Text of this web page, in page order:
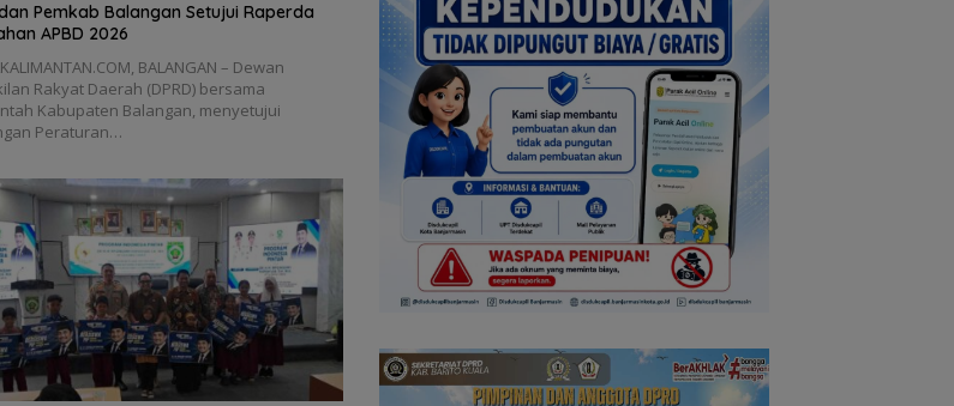
Pemkab Balangan Setujui Raperda
APBD 2026
BALANGAN – Dewan
Rakyat Daerah (DPRD) bersama
Kabupaten Balangan, menyetujui
Peraturan…